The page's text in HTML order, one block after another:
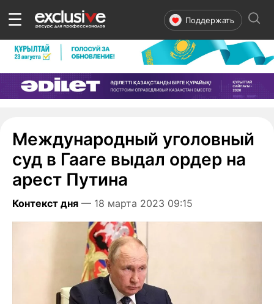
☰ Поддержать
Международный уголовный
суд в Гааге выдал ордер на
арест Путина
Контекст дня — 18 марта 2023 09:15